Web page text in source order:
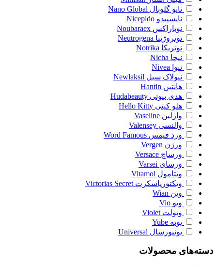
نانو گلوبال Nano Global
نایسپیدو Nicepido
نوباراکس Noubaraex
نوتروژینا Neutrogena
نوتریکا Notrika
نیچا Nicha
نیوا Nivea
نیولاک سیل Newlaksil
هانتین Hantin
هدی بیوتی Hudabeauty
هلو کیتی Hello Kitty
وازلین Vaseline
والنسی Valensey
ورد فیمس Word Famous
ورژن Vergen
ورساچ Versace
ورسای Varsei
ویتامول Vitamol
ویکتوریاسکرت Victorias Secret
وین Wian
ویو Vio
ویولت Violet
یوبه Yube
یونیورسال Universal
دسته‌های محصولات